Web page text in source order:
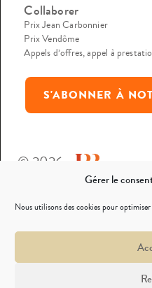
Gérer le
Nous utilisons des cookies pour
Collaborer
Prix Jean Carbonnier
Prix Vendôme
Appels d’offres, appel à
S'ABONNER À
© 2026